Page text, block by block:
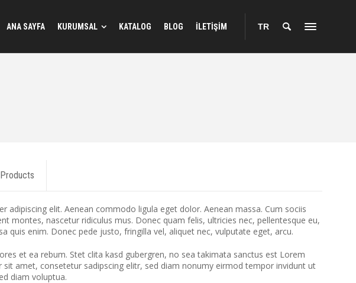
ANA SAYFA KURUMSAL KATALOG BLOG İLETİŞİM TR
adipiscing elit. Aenean commodo ligula eget dolor. Aenean massa. Cum sociis
montes, nascetur ridiculus mus. Donec quam felis, ultricies nec, pellentesque eu,
quis enim. Donec pede justo, fringilla vel, aliquet nec, vulputate eget, arcu.
et ea rebum. Stet clita kasd gubergren, no sea takimata sanctus est Lorem
amet, consetetur sadipscing elitr, sed diam nonumy eirmod tempor invidunt ut
diam voluptua.